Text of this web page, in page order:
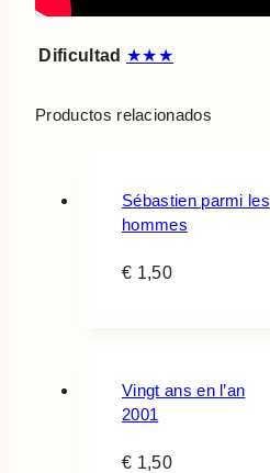
Dificultad ★★★
Productos relacionados
Sébastien parmi les
hommes
€ 1,50
Vingt ans en l’an
2001
€ 1,50